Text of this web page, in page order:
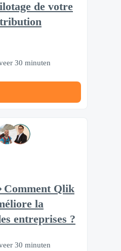
de votre
30 minuten
Qlik
la
entreprises ?
30 minuten